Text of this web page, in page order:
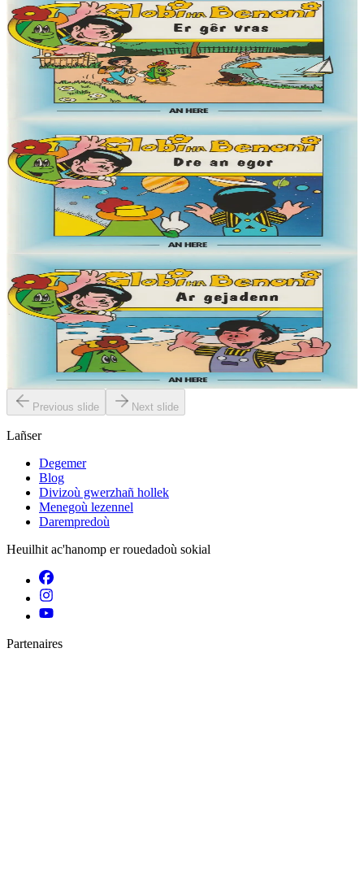
Globi ha Benoni - Er gêr vras (3)
« Demat, Globi eo ma anv, ha deuet on war an Douar da welet ma
mignon Benoni. Pell-pell amzer zo e oa ken brav ar blanedenn
m'edon o vevañ hag an Douar....
Er stok4,50 €
6 vloaz hag ouzhpenn
Globi ha Benoni - Dre an egor (2)
« Demat, Globi eo ma anv, ha deuet on war an Douar da welet ma
mignon Benoni. Pell-pell amzer zo e oa ken brav ar blanedenn
m'edon o vevañ hag an Douar....
Er stok4,50 €
6 vloaz hag ouzhpenn
Globi ha Benoni - Ar gejadenn (1)
« Demat, Globi eo ma anv, ha deuet on war an Douar da welet ma
mignon Benoni. Pell-pell amzer zo e oa ken brav ar blanedenn
m'edon o vevañ hag an Douar....
Er stok4,50 €
Previous slide Next slide
Lañser
Degemer
Blog
Divizoù gwerzhañ hollek
Menegoù lezennel
Darempredoù
Heuilhit ac'hanomp er rouedadoù sokial
Partenaires